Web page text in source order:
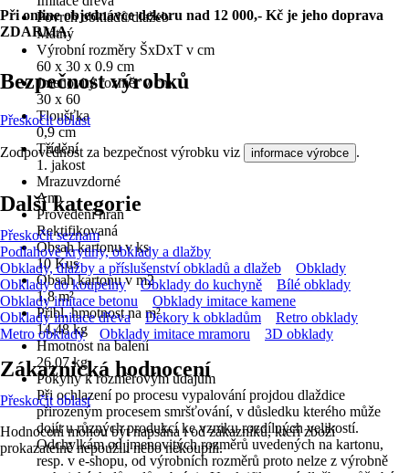
Povrch obkladů/dlažeb
Matný
Výrobní rozměry ŠxDxT v cm
60 x 30 x 0.9 cm
Jmenovitý rozměr v cm
30 x 60
Tloušťka
0,9 cm
Třídění
1. jakost
Mrazuvzdorné
Ano
Provedení hran
Rektifikovaná
Obsah kartonu v ks
10 Kus
Obsah kartonu v m2
1,8 m²
Přibl. hmotnost na m²
14,48 kg
Hmotnost na balení
26,07 kg
Pokyny k rozměrovým údajům
Při ochlazení po procesu vypalování projdou dlaždice
přirozeným procesem smršťování, v důsledku kterého může
dojít u různých produkcí ke vzniku rozdílných velikostí.
Odchylkám od jmenovitých rozměrů uvedených na kartonu,
resp. v e-shopu, od výrobních rozměrů proto nelze z výrobně
Při online objednávce dekoru nad 12 000,- Kč je jeho doprava
ZDARMA.
Bezpečnost výrobků
Přeskočit oblast
Zodpovědnost za bezpečnost výrobku viz informace výrobce .
Další kategorie
Přeskočit seznam
Podlahové krytiny, obklady a dlažby
Obklady, dlažby a příslušenství obkladů a dlažeb
Obklady
Obklady do koupelny
Obklady do kuchyně
Bílé obklady
Obklady imitace betonu
Obklady imitace kamene
Obklady imitace dřeva
Dekory k obkladům
Retro obklady
Metro obklady
Obklady imitace mramoru 3D obklady
Zákaznická hodnocení
Přeskočit oblast
Hodnocení mohou být napsána i od zákazníků, kteří zboží
prokazatelně nepoužili nebo nekoupili.